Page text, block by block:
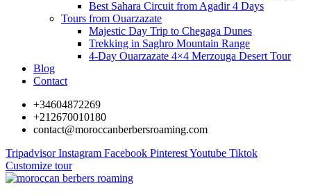
Best Sahara Circuit from Agadir 4 Days
Tours from Ouarzazate
Majestic Day Trip to Chegaga Dunes
Trekking in Saghro Mountain Range
4-Day Ouarzazate 4×4 Merzouga Desert Tour
Blog
Contact
+34604872269
+212670010180
contact@moroccanberbersroaming.com
Tripadvisor Instagram Facebook PinterestYoutube Tiktok
Customize tour